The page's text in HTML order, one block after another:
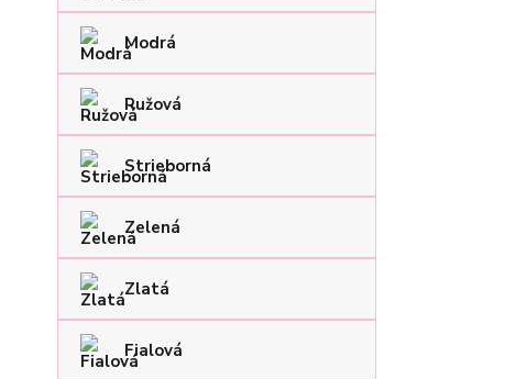
Modrá
Ružová
Strieborná
Zelená
Zlatá
Fialová